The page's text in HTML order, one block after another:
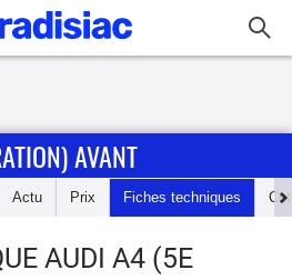
AVANT
Actu Prix Fiches techniques
AUDI A4 (5E